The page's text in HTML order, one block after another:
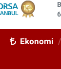
Ekonomi